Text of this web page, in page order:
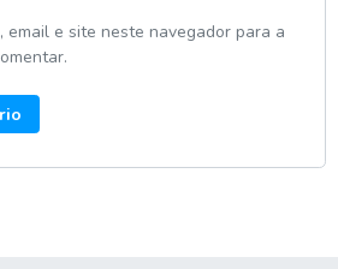
email e site neste navegador para a